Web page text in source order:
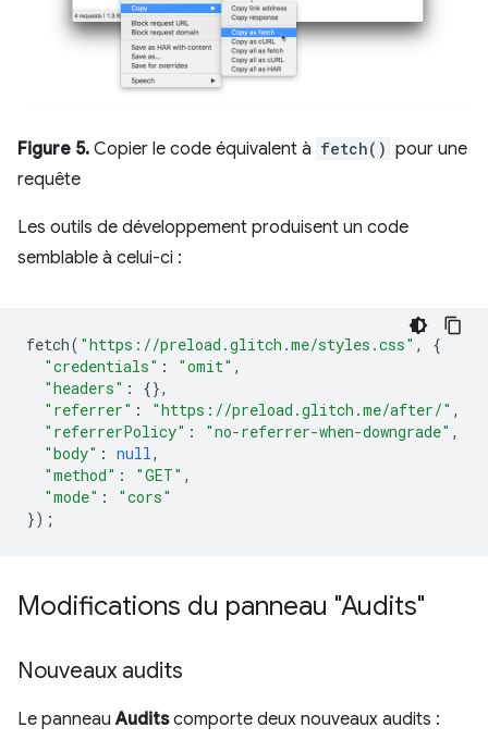
Figure 5. Copier le code équivalent à fetch() pour une
requête
Les outils de développement produisent un code
semblable à celui-ci :
fetch( "https://preload.glitch.me/styles.css" ,
{
"credentials" : "omit" ,
"headers" :
{},
"referrer" : "https://preload.glitch.me/after/" ,
"referrerPolicy" : "no-referrer-when-downgrade" ,
"body" : null,
"method" : "GET" ,
"mode" :
"cors"
});
Modifications du panneau "Audits"
Nouveaux audits
Le panneauAuditscomporte deux nouveaux audits :